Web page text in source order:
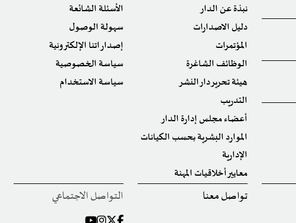
نبذة عن الدار
دليل الاصدارات
المؤتمرات
الوظائف الشاغرة
هيئة تحرير دار النشر
التدريب
أعضاء مجلس إدارة الدار
الموارد البشرية بحسب الكيانات
الإدارية
معايير أخلاقيات المهنة
الأسئلة الشائعة
سهولة الوصول
إصداراتنا الإلكترونية
سياسة الخصوصية
سياسة الاستخدام
تواصل معنا التواصل الاجتماعي